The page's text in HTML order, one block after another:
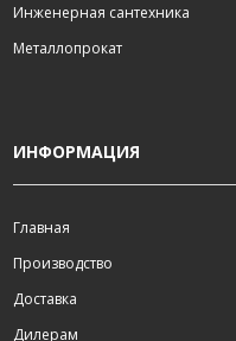
Инженерная сантехника
Металлопрокат
ИНФОРМАЦИЯ
Главная
Производство
Доставка
Дилерам